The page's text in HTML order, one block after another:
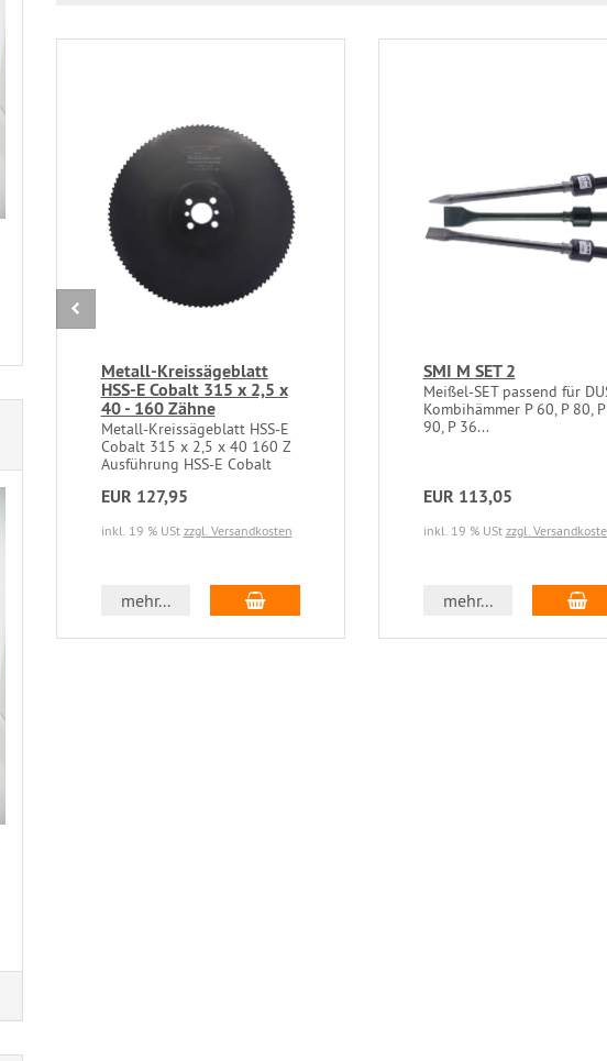
Metall-Kreissägeblatt
HSS-E Cobalt 315 x 2,5 x
40 - 160 Zähne
Metall-Kreissägeblatt HSS-E
Cobalt 315 x 2,5 x 40 160 Z
Ausführung HSS-E Cobalt
EUR 127,95
inkl. 19 % USt zzgl. Versandkosten
mehr... In den Warenkorb
SMI M SET 2
Meißel-SET passend für
Kombihämmer P 60, P 80, P
90, P 36...
EUR 113,05
inkl. 19 % USt zzgl.
mehr... In